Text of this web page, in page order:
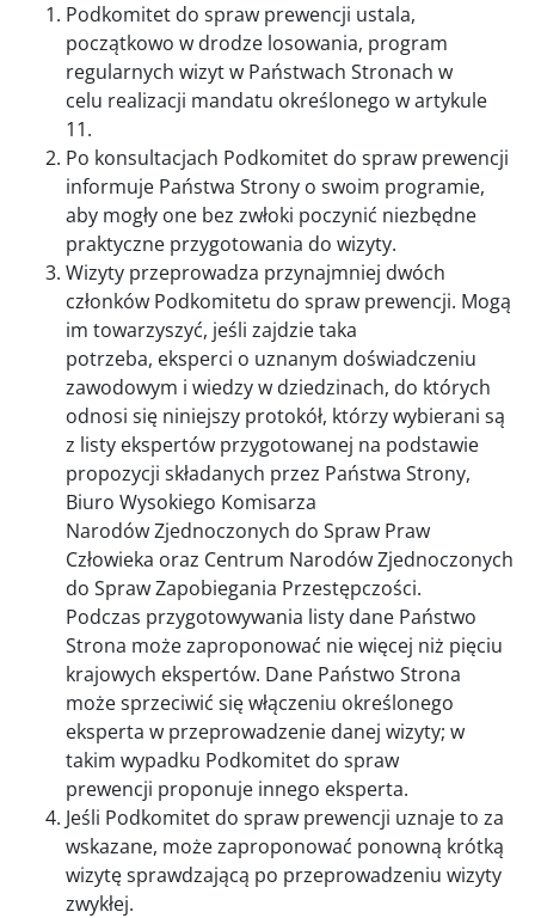
Podkomitet do spraw prewencji ustala,
początkowo w drodze losowania, program
regularnych wizyt w Państwach Stronach w
celu realizacji mandatu określonego w artykule
11.
Po konsultacjach Podkomitet do spraw prewencji
informuje Państwa Strony o swoim programie,
aby mogły one bez zwłoki poczynić niezbędne
praktyczne przygotowania do wizyty.
Wizyty przeprowadza przynajmniej dwóch
członków Podkomitetu do spraw prewencji. Mogą
im towarzyszyć, jeśli zajdzie taka
potrzeba, eksperci o uznanym doświadczeniu
zawodowym i wiedzy w dziedzinach, do których
odnosi się niniejszy protokół, którzy wybierani są
z listy ekspertów przygotowanej na podstawie
propozycji składanych przez Państwa Strony,
Biuro Wysokiego Komisarza
Narodów Zjednoczonych do Spraw Praw
Człowieka oraz Centrum Narodów Zjednoczonych
do Spraw Zapobiegania Przestępczości.
Podczas przygotowywania listy dane Państwo
Strona może zaproponować nie więcej niż pięciu
krajowych ekspertów. Dane Państwo Strona
może sprzeciwić się włączeniu określonego
eksperta w przeprowadzenie danej wizyty; w
takim wypadku Podkomitet do spraw
prewencji proponuje innego eksperta.
Jeśli Podkomitet do spraw prewencji uznaje to za
wskazane, może zaproponować ponowną krótką
wizytę sprawdzającą po przeprowadzeniu wizyty
zwykłej.